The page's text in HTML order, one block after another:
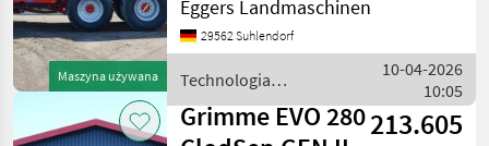
Maszyna używana
Zapfwellendrehzahl 540
U/min 1 Direktantrieb 1
Aufnahmeweite: 600 mm 1
Eggers Landmaschinen
29562 Suhlendorf
Technologia
ziemniaczana / Grimme
10-04-2026
10:05
Grimme EVO 280213.605